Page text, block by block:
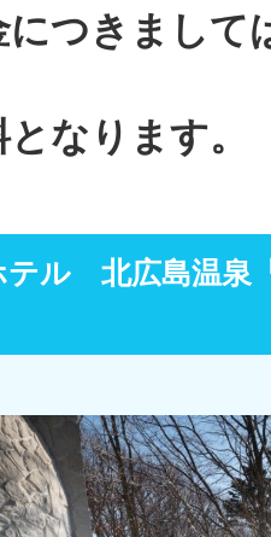
つきまして
なります。
テル 北広島温泉